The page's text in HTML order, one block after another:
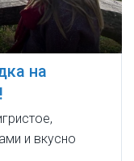
на
и вкусно